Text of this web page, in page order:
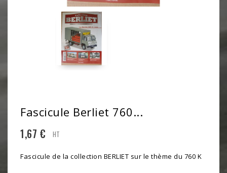
Fascicule Berliet 760...
1,67 €
HT
Fascicule de la collection BERLIET sur le thème du 760 K